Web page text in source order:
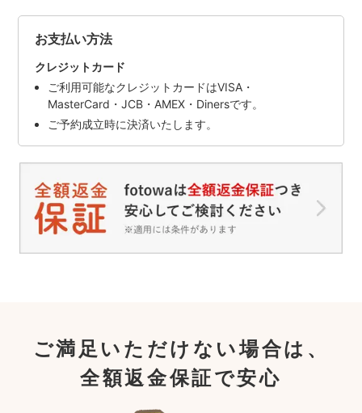
お支払い方法
クレジットカード
ご利用可能なクレジットカードはVISA・
MasterCard・JCB・AMEX・Dinersです。
ご予約成立時に決済いたします。
ご満足いただけない場合は、
全額返金保証で安心